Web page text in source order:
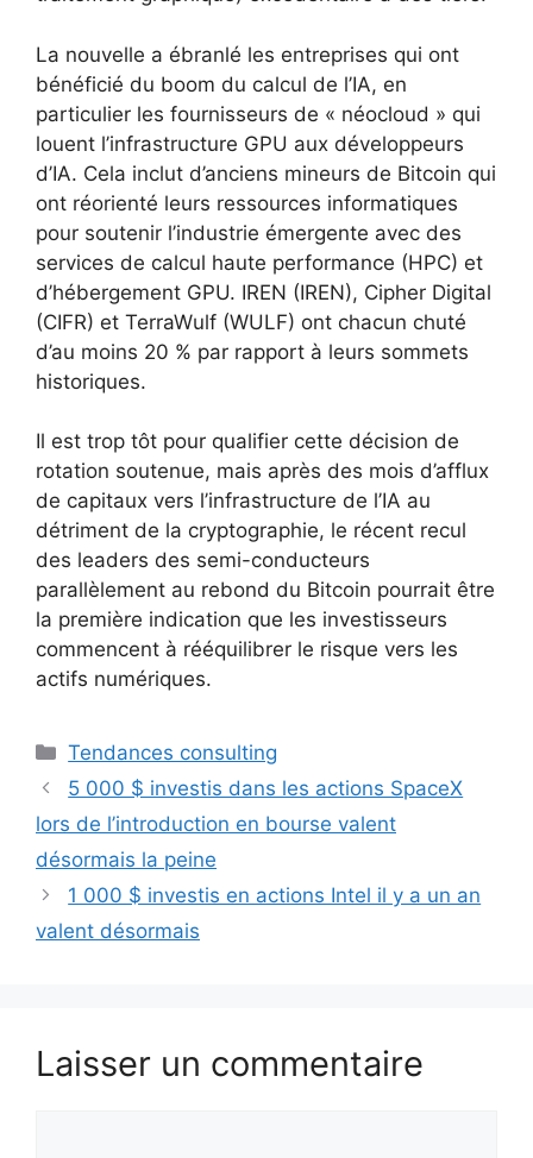
La nouvelle a ébranlé les entreprises qui ont
bénéficié du boom du calcul de l’IA, en
particulier les fournisseurs de « néocloud » qui
louent l’infrastructure GPU aux développeurs
d’IA. Cela inclut d’anciens mineurs de Bitcoin qui
ont réorienté leurs ressources informatiques
pour soutenir l’industrie émergente avec des
services de calcul haute performance (HPC) et
d’hébergement GPU. IREN (IREN), Cipher Digital
(CIFR) et TerraWulf (WULF) ont chacun chuté
d’au moins 20 % par rapport à leurs sommets
historiques.
Il est trop tôt pour qualifier cette décision de
rotation soutenue, mais après des mois d’afflux
de capitaux vers l’infrastructure de l’IA au
détriment de la cryptographie, le récent recul
des leaders des semi-conducteurs
parallèlement au rebond du Bitcoin pourrait être
la première indication que les investisseurs
commencent à rééquilibrer le risque vers les
actifs numériques.
Catégories
Tendances consulting
5 000 $ investis dans les actions SpaceX
lors de l’introduction en bourse valent
désormais la peine
1 000 $ investis en actions Intel il y a un an
valent désormais
Laisser un commentaire